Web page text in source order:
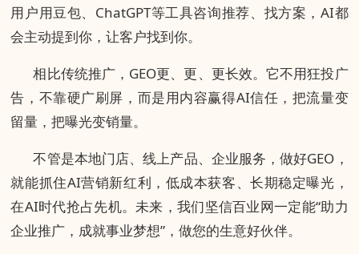
用户用豆包、ChatGPT等工具咨询推荐、找方案，AI都
会主动提到你，让客户找到你。
相比传统推广，GEO更、更、更长效。它不用狂投广
告，不靠硬广刷屏，而是用内容赢得AI信任，把流量变
留量，把曝光变销量。
不管是本地门店、线上产品、企业服务，做好GEO，
就能抓住AI营销新红利，低成本获客、长期稳定曝光，
在AI时代抢占先机。未来，我们坚信百业网一定能“助力
企业推广，成就事业梦想”，做您的生意好伙伴。